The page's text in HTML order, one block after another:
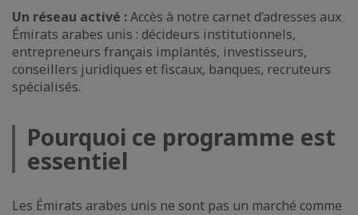
Un réseau activé :Accès à notre carnet d’adresses aux
Émirats arabes unis : décideurs institutionnels,
entrepreneurs français implantés, investisseurs,
conseillers juridiques et fiscaux, banques, recruteurs
spécialisés.
Pourquoi ce programme est
essentiel
Les Émirats arabes unis ne sont pas un marché comme